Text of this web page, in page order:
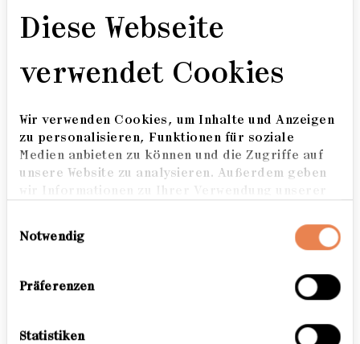
Diese Webseite
verwendet Cookies
Wir verwenden Cookies, um Inhalte und Anzeigen
zu personalisieren, Funktionen für soziale
Medien anbieten zu können und die Zugriffe auf
unsere Website zu analysieren. Außerdem geben
Werbung und Analysen weiter. Unsere Partner
führen diese Informationen möglicherweise mit
bereitgestellt haben oder die sie im Rahmen Ihrer
Nutzung der Dienste gesammelt haben. Weitere
Notwendig
Präferenzen
Statistiken
grundlegenden Sinn für
Kameradschaft bei der Verteidigung
ihres Heimatlandes, das ist die
Kraft, die sie anspornt.
Werdegang
lebt in Los Angeles
Auszeichnungen
2018 Elliott Erwitt Fellowship,